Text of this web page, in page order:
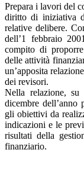
Prepara i lavori del
diritto di iniziativa
relative delibere.
dell’1 febbraio
compito di
delle attività
un’apposita
dei revisori.
Nella relazione,
dicembre dell’anno
gli obiettivi da
indicazioni e le
risultati della
finanziario.